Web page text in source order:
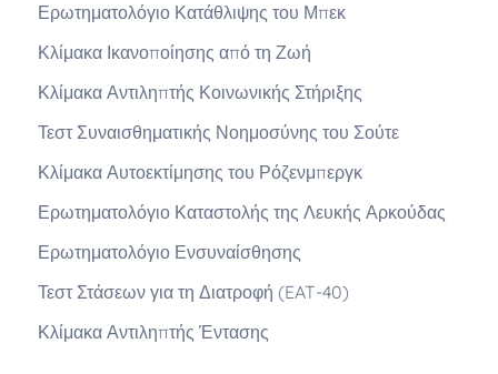
Ερωτηματολόγιο Κατάθλιψης του Μπεκ
Κλίμακα Ικανοποίησης από τη Ζωή
Κλίμακα Αντιληπτής Κοινωνικής Στήριξης
Τεστ Συναισθηματικής Νοημοσύνης του Σούτε
Κλίμακα Αυτοεκτίμησης του Ρόζενμπεργκ
Ερωτηματολόγιο Καταστολής της Λευκής Αρκούδας
Ερωτηματολόγιο Ενσυναίσθησης
Τεστ Στάσεων για τη Διατροφή (EAT-40)
Κλίμακα Αντιληπτής Έντασης